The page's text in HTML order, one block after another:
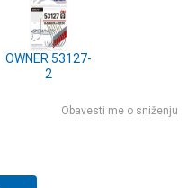
OWNER 53127-
2
Obavesti me o sniženju